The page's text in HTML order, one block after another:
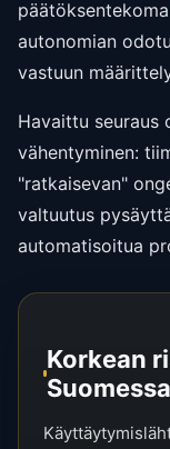
autonomian
vastuun
Havaittu seuraus
vähentyminen:
"ratkaisevan"
valtuutus
automatisoitua
Korkean